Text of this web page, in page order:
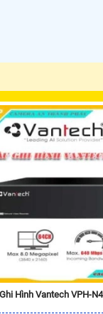
Hình Vantech VPH-